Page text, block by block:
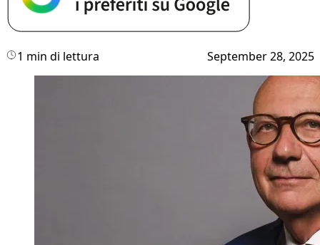
1 min di lettura September 28, 2025